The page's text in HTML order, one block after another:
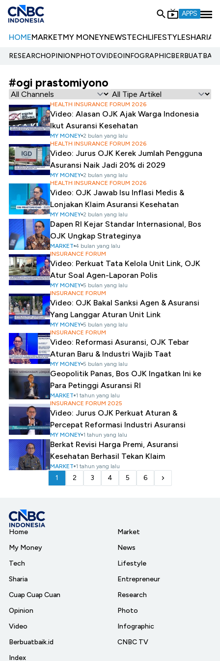
APPS
HOMEMARKETMY MONEYNEWSTECHLIFESTYLESHARIA
RESEARCHOPINIONPHOTOVIDEOINFOGRAPHIC
#ogi prastomiyono
HEALTH INSURANCE FORUM 2026
Video: Alasan OJK Ajak Warga Indonesia
Ikut Asuransi Kesehatan
MY MONEY 2 bulan yang lalu
HEALTH INSURANCE FORUM 2026
Video: Jurus OJK Kerek Jumlah Pengguna
Asuransi Naik Jadi 20% di 2029
MY MONEY 2 bulan yang lalu
HEALTH INSURANCE FORUM 2026
Video: OJK Jawab Isu Inflasi Medis &
Lonjakan Klaim Asuransi Kesehatan
MY MONEY 2 bulan yang lalu
Dapen RI Kejar Standar Internasional, Bos
OJK Ungkap Strateginya
MARKET 4 bulan yang lalu
INSURANCE FORUM
Video: Perkuat Tata Kelola Unit Link, OJK
Atur Soal Agen-Laporan Polis
MY MONEY 5 bulan yang lalu
INSURANCE FORUM
Video: OJK Bakal Sanksi Agen & Asuransi
Yang Langgar Aturan Unit Link
MY MONEY 5 bulan yang lalu
INSURANCE FORUM
Video: Reformasi Asuransi, OJK Tebar
Aturan Baru & Industri Wajib Taat
MY MONEY 5 bulan yang lalu
Geopolitik Panas, Bos OJK Ingatkan Ini ke
Para Petinggi Asuransi RI
MARKET 1 tahun yang lalu
INSURANCE FORUM 2025
Video: Jurus OJK Perkuat Aturan &
Percepat Reformasi Industri Asuransi
MY MONEY 1 tahun yang lalu
Berkat Revisi Harga Premi, Asuransi
Kesehatan Berhasil Tekan Klaim
MARKET 1 tahun yang lalu
1 2 3 4 5 6
Home
My Money
Tech
Sharia
Cuap Cuap Cuan
Opinion
Video
Berbuatbaik.id
Index
Market
News
Lifestyle
Entrepreneur
Research
Photo
Infographic
CNBC TV